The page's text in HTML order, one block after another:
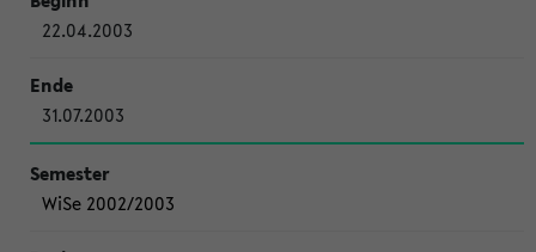
22.04.2003
31.07.2003
WiSe 2002/2003